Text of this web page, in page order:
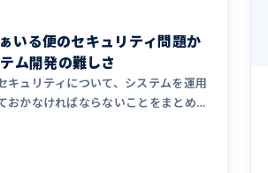
いる便のセキュリティ問題か
ム開発の難しさ
キュリティについて、システムを運用
おかなければならないことをまとめま